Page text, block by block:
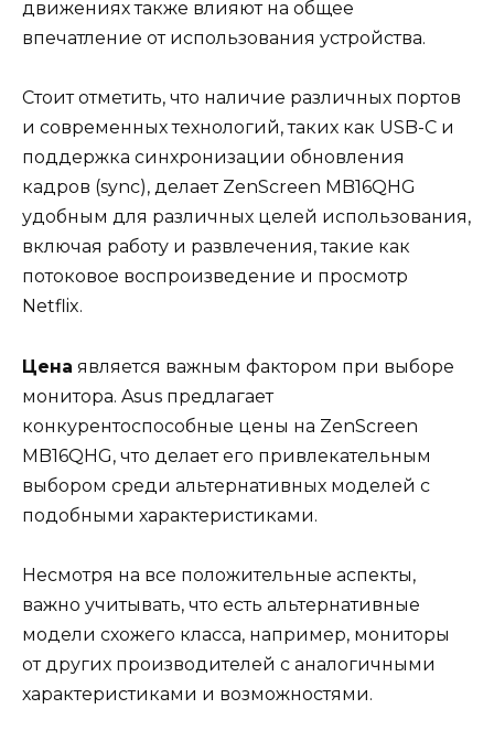
движениях также влияют на общее
впечатление от использования устройства.
Стоит отметить, что наличие различных портов
и современных технологий, таких как USB-C и
поддержка синхронизации обновления
кадров (sync), делает ZenScreen MB16QHG
удобным для различных целей использования,
включая работу и развлечения, такие как
потоковое воспроизведение и просмотр
Netflix.
Цена является важным фактором при выборе
монитора. Asus предлагает
конкурентоспособные цены на ZenScreen
MB16QHG, что делает его привлекательным
выбором среди альтернативных моделей с
подобными характеристиками.
Несмотря на все положительные аспекты,
важно учитывать, что есть альтернативные
модели схожего класса, например, мониторы
от других производителей с аналогичными
характеристиками и возможностями.